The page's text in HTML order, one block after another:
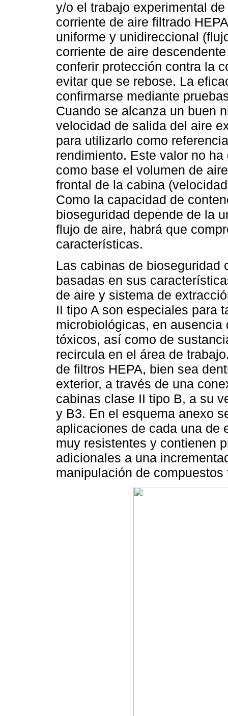
y/o el trabajo experimental
corriente de aire filtrado
uniforme y unidireccional
corriente de aire
conferir protección contra la
evitar que se rebose. La
confirmarse mediante
Cuando se alcanza un buen
velocidad de salida del aire
para utilizarlo como
rendimiento. Este valor no
como base el volumen de
frontal de la cabina
Como la capacidad de
bioseguridad depende de la
flujo de aire, habrá que
características.
Las cabinas de bioseguridad
basadas en sus
de aire y sistema de
II tipo A son especiales para
microbiológicas, en
tóxicos, así como de
recircula en el área de
de filtros HEPA, bien sea
exterior, a través de una
cabinas clase II tipo B, a su
y B3. En el esquema anexo
aplicaciones de cada una de
muy resistentes y contienen
adicionales a una
manipulación de